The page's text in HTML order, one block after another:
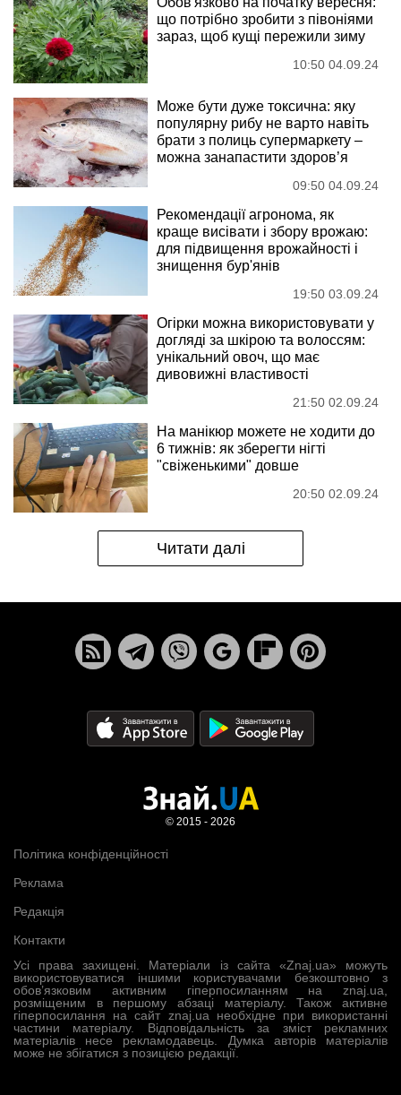
що потрібно зробити з півоніями
зараз, щоб кущі пережили зиму
10:50 04.09.24
Може бути дуже токсична: яку
популярну рибу не варто навіть
брати з полиць супермаркету –
можна занапастити здоров’я
09:50 04.09.24
Рекомендації агронома, як
краще висівати і збору врожаю:
для підвищення врожайності і
знищення бур'янів
19:50 03.09.24
Огірки можна використовувати у
догляді за шкірою та волоссям:
унікальний овоч, що має
дивовижні властивості
21:50 02.09.24
На манікюр можете не ходити до
6 тижнів: як зберегти нігті
"свіженькими" довше
20:50 02.09.24
Читати далі
Усі права захищені. Матеріали із сайта «Znaj.ua» можуть
використовуватися іншими користувачами безкоштовно з
обов’язковим активним гіперпосиланням на znaj.ua,
розміщеним в першому абзаці матеріалу. Також активне
гіперпосилання на сайт znaj.ua необхідне при використанні
частини матеріалу. Відповідальність за зміст рекламних
матеріалів несе рекламодавець. Думка авторів матеріалів
може не збігатися з позицією редакції.
Політика конфіденційності
Реклама
Редакція
Контакти
© 2015 - 2026